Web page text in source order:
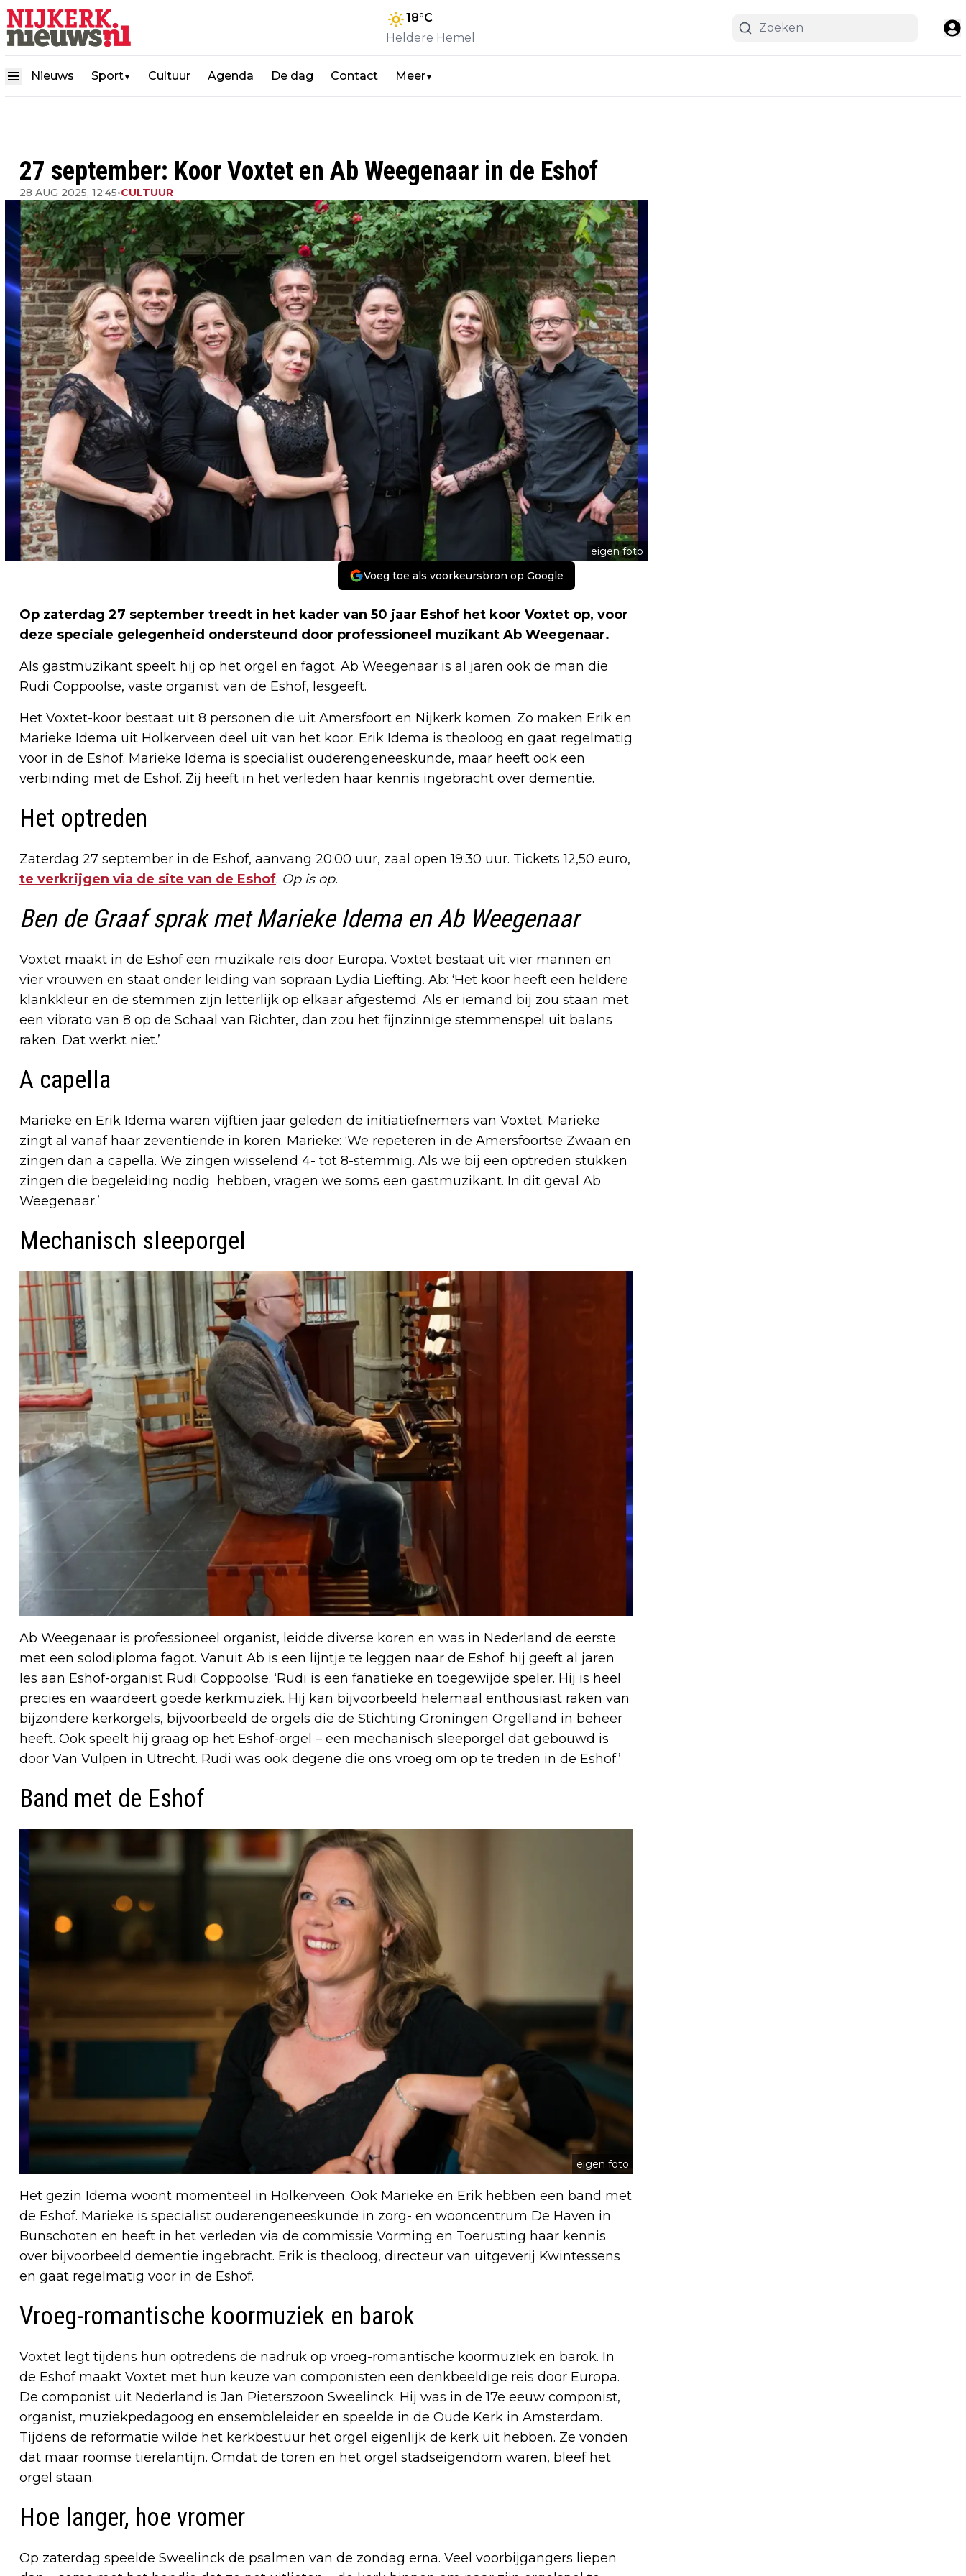
18°C
Heldere Hemel
Nieuws Sport▼ Cultuur Agenda De dag Contact Meer▼
27 september: Koor Voxtet en Ab Weegenaar in de Eshof
28 AUG 2025, 12:45•CULTUUR
eigen foto
Voeg toe als voorkeursbron op Google
Op zaterdag 27 september treedt in het kader van 50 jaar Eshof het koor Voxtet op, voor
deze speciale gelegenheid ondersteund door professioneel muzikant Ab Weegenaar.
Als gastmuzikant speelt hij op het orgel en fagot. Ab Weegenaar is al jaren ook de man die
Rudi Coppoolse, vaste organist van de Eshof, lesgeeft.
Het Voxtet-koor bestaat uit 8 personen die uit Amersfoort en Nijkerk komen. Zo maken Erik en
Marieke Idema uit Holkerveen deel uit van het koor. Erik Idema is theoloog en gaat regelmatig
voor in de Eshof. Marieke Idema is specialist ouderengeneeskunde, maar heeft ook een
verbinding met de Eshof. Zij heeft in het verleden haar kennis ingebracht over dementie.
Het optreden
Zaterdag 27 september in de Eshof, aanvang 20:00 uur, zaal open 19:30 uur. Tickets 12,50 euro,
te verkrijgen via de site van de Eshof. Op is op.
Ben de Graaf sprak met Marieke Idema en Ab Weegenaar
Voxtet maakt in de Eshof een muzikale reis door Europa. Voxtet bestaat uit vier mannen en
vier vrouwen en staat onder leiding van sopraan Lydia Liefting. Ab: ‘Het koor heeft een heldere
klankkleur en de stemmen zijn letterlijk op elkaar afgestemd. Als er iemand bij zou staan met
een vibrato van 8 op de Schaal van Richter, dan zou het fijnzinnige stemmenspel uit balans
raken. Dat werkt niet.’
A capella
Marieke en Erik Idema waren vijftien jaar geleden de initiatiefnemers van Voxtet. Marieke
zingt al vanaf haar zeventiende in koren. Marieke: ‘We repeteren in de Amersfoortse Zwaan en
zingen dan a capella. We zingen wisselend 4- tot 8-stemmig. Als we bij een optreden stukken
zingen die begeleiding nodig hebben, vragen we soms een gastmuzikant. In dit geval Ab
Weegenaar.’
Mechanisch sleeporgel
Ab Weegenaar is professioneel organist, leidde diverse koren en was in Nederland de eerste
met een solodiploma fagot. Vanuit Ab is een lijntje te leggen naar de Eshof: hij geeft al jaren
les aan Eshof-organist Rudi Coppoolse. ‘Rudi is een fanatieke en toegewijde speler. Hij is heel
precies en waardeert goede kerkmuziek. Hij kan bijvoorbeeld helemaal enthousiast raken van
bijzondere kerkorgels, bijvoorbeeld de orgels die de Stichting Groningen Orgelland in beheer
heeft. Ook speelt hij graag op het Eshof-orgel – een mechanisch sleeporgel dat gebouwd is
door Van Vulpen in Utrecht. Rudi was ook degene die ons vroeg om op te treden in de Eshof.’
Band met de Eshof
eigen foto
Het gezin Idema woont momenteel in Holkerveen. Ook Marieke en Erik hebben een band met
de Eshof. Marieke is specialist ouderengeneeskunde in zorg- en wooncentrum De Haven in
Bunschoten en heeft in het verleden via de commissie Vorming en Toerusting haar kennis
over bijvoorbeeld dementie ingebracht. Erik is theoloog, directeur van uitgeverij Kwintessens
en gaat regelmatig voor in de Eshof.
Vroeg-romantische koormuziek en barok
Voxtet legt tijdens hun optredens de nadruk op vroeg-romantische koormuziek en barok. In
de Eshof maakt Voxtet met hun keuze van componisten een denkbeeldige reis door Europa.
De componist uit Nederland is Jan Pieterszoon Sweelinck. Hij was in de 17e eeuw componist,
organist, muziekpedagoog en ensembleleider en speelde in de Oude Kerk in Amsterdam.
Tijdens de reformatie wilde het kerkbestuur het orgel eigenlijk de kerk uit hebben. Ze vonden
dat maar roomse tierelantijn. Omdat de toren en het orgel stadseigendom waren, bleef het
orgel staan.
Hoe langer, hoe vromer
Op zaterdag speelde Sweelinck de psalmen van de zondag erna. Veel voorbijgangers liepen